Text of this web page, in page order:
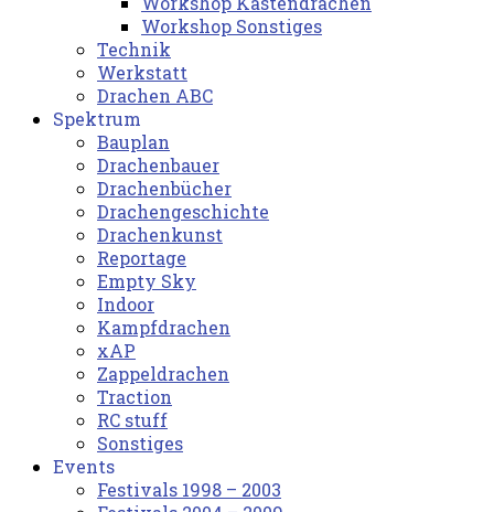
Workshop Sonstiges
Technik
Werkstatt
Drachen ABC
Spektrum
Bauplan
Drachenbauer
Drachenbücher
Drachengeschichte
Drachenkunst
Reportage
Empty Sky
Indoor
Kampfdrachen
xAP
Zappeldrachen
Traction
RC stuff
Sonstiges
Events
Festivals 1998 – 2003